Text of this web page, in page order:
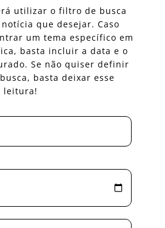
utilizar o filtro de busca
que desejar. Caso
um tema específico em
basta incluir a data e o
Se não quiser definir
basta deixar esse
leitura!